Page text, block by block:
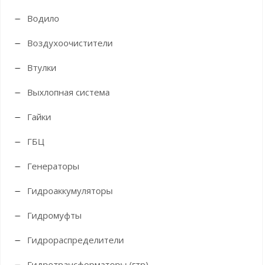
Водило
Воздухоочистители
Втулки
Выхлопная система
Гайки
ГБЦ
Генераторы
Гидроаккумуляторы
Гидромуфты
Гидрораспределители